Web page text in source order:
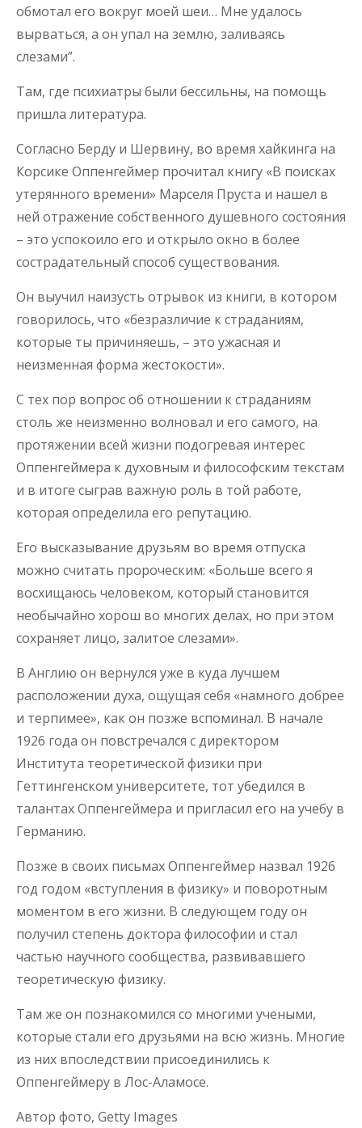
обмотал его вокруг моей шеи… Мне удалось
вырваться, а он упал на землю, заливаясь
слезами”.
Там, где психиатры были бессильны, на помощь
пришла литература.
Согласно Берду и Шервину, во время хайкинга на
Корсике Оппенгеймер прочитал книгу «В поисках
утерянного времени» Марселя Пруста и нашел в
ней отражение собственного душевного состояния
– это успокоило его и открыло окно в более
сострадательный способ существования.
Он выучил наизусть отрывок из книги, в котором
говорилось, что «безразличие к страданиям,
которые ты причиняешь, – это ужасная и
неизменная форма жестокости».
С тех пор вопрос об отношении к страданиям
столь же неизменно волновал и его самого, на
протяжении всей жизни подогревая интерес
Оппенгеймера к духовным и философским текстам
и в итоге сыграв важную роль в той работе,
которая определила его репутацию.
Его высказывание друзьям во время отпуска
можно считать пророческим: «Больше всего я
восхищаюсь человеком, который становится
необычайно хорош во многих делах, но при этом
сохраняет лицо, залитое слезами».
В Англию он вернулся уже в куда лучшем
расположении духа, ощущая себя «намного добрее
и терпимее», как он позже вспоминал. В начале
1926 года он повстречался с директором
Института теоретической физики при
Геттингенском университете, тот убедился в
талантах Оппенгеймера и пригласил его на учебу в
Германию.
Позже в своих письмах Оппенгеймер назвал 1926
год годом «вступления в физику» и поворотным
моментом в его жизни. В следующем году он
получил степень доктора философии и стал
частью научного сообщества, развивавшего
теоретическую физику.
Там же он познакомился со многими учеными,
которые стали его друзьями на всю жизнь. Многие
из них впоследствии присоединились к
Оппенгеймеру в Лос-Аламосе.
Автор фото, Getty Images